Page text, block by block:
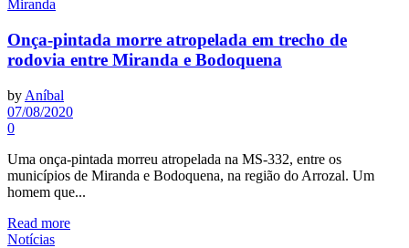
Miranda
Onça-pintada morre atropelada em trecho de
rodovia entre Miranda e Bodoquena
by Aníbal
07/08/2020
0
Uma onça-pintada morreu atropelada na MS-332, entre os
municípios de Miranda e Bodoquena, na região do Arrozal. Um
homem que...
Read more
Notícias